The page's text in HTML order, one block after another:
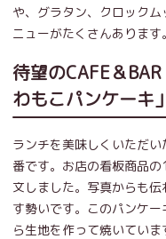
や、グラタン、クロック
ニューがたくさんあります。
待望のCAFE＆
わもこパンケーキ
ランチを美味しくいただ
番です。お店の看板商品
文しました。写真からも
す勢いです。このパンケ
ら生地を作って焼いてい